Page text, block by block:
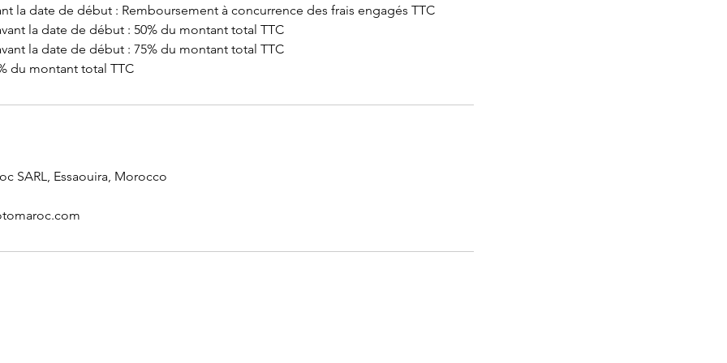
la date de début : Remboursement à concurrence des frais engagés TTC
la date de début : 50% du montant total TTC
la date de début : 75% du montant total TTC
du montant total TTC
SARL, Essaouira, Morocco